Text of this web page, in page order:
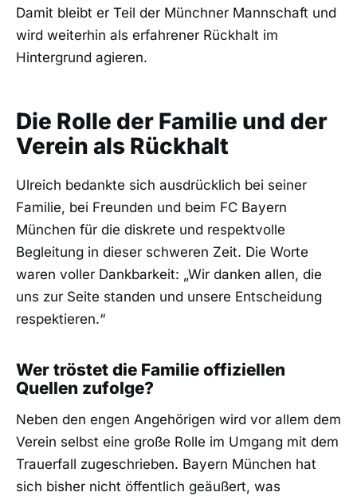
Damit bleibt er Teil der Münchner Mannschaft und
wird weiterhin als erfahrener Rückhalt im
Hintergrund agieren.
Die Rolle der Familie und der
Verein als Rückhalt
Ulreich bedankte sich ausdrücklich bei seiner
Familie, bei Freunden und beim FC Bayern
München für die diskrete und respektvolle
Begleitung in dieser schweren Zeit. Die Worte
waren voller Dankbarkeit: „Wir danken allen, die
uns zur Seite standen und unsere Entscheidung
respektieren.“
Wer tröstet die Familie offiziellen
Quellen zufolge?
Neben den engen Angehörigen wird vor allem dem
Verein selbst eine große Rolle im Umgang mit dem
Trauerfall zugeschrieben. Bayern München hat
sich bisher nicht öffentlich geäußert, was